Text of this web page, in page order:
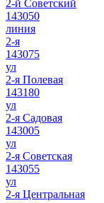
2-й Советский
143050
линия
2-я
143075
ул
2-я Полевая
143180
ул
2-я Садовая
143005
ул
2-я Советская
143055
ул
2-я Центральная